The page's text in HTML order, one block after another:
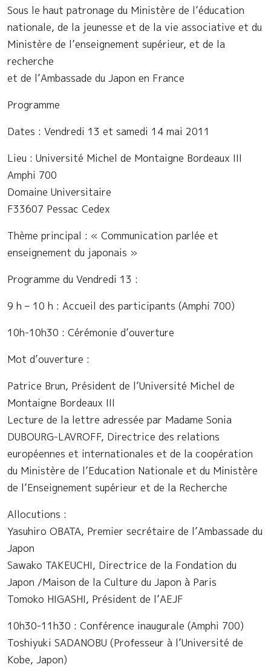
Sous le haut patronage du Ministère de l’éducation
nationale, de la jeunesse et de la vie associative et du
Ministère de l’enseignement supérieur, et de la
recherche
et de l’Ambassade du Japon en France
Programme
Dates : Vendredi 13 et samedi 14 mai 2011
Lieu : Université Michel de Montaigne Bordeaux III
Amphi 700
Domaine Universitaire
F33607 Pessac Cedex
Thème principal : « Communication parlée et
enseignement du japonais »
Programme du Vendredi 13 :
9 h – 10 h : Accueil des participants (Amphi 700)
10h-10h30 : Cérémonie d’ouverture
Mot d’ouverture :
Patrice Brun, Président de l’Université Michel de
Montaigne Bordeaux III
Lecture de la lettre adressée par Madame Sonia
DUBOURG-LAVROFF, Directrice des relations
européennes et internationales et de la coopération
du Ministère de l’Education Nationale et du Ministère
de l’Enseignement supérieur et de la Recherche
Allocutions :
Yasuhiro OBATA, Premier secrétaire de l’Ambassade du
Japon
Sawako TAKEUCHI, Directrice de la Fondation du
Japon /Maison de la Culture du Japon à Paris
Tomoko HIGASHI, Président de l’AEJF
10h30-11h30 : Conférence inaugurale (Amphi 700)
Toshiyuki SADANOBU (Professeur à l’Université de
Kobe, Japon)